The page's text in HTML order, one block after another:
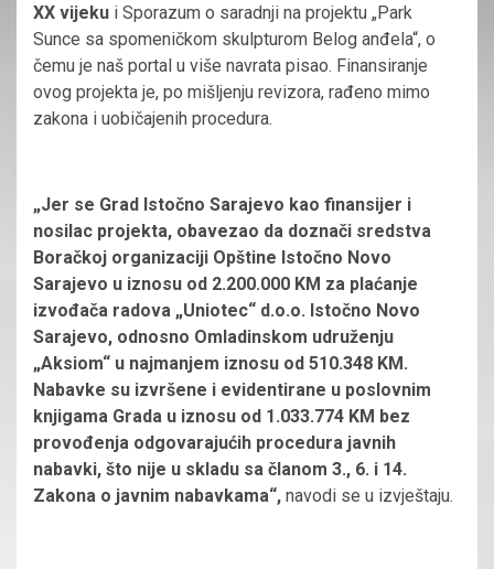
XX vijeku i Sporazum o saradnji na projektu „Park
Sunce sa spomeničkom skulpturom Belog anđela“, o
čemu je naš portal u više navrata pisao. Finansiranje
ovog projekta je, po mišljenju revizora, rađeno mimo
zakona i uobičajenih procedura.
„Jer se Grad Istočno Sarajevo kao finansijer i
nosilac projekta, obavezao da doznači sredstva
Boračkoj organizaciji Opštine Istočno Novo
Sarajevo u iznosu od 2.200.000 KM za plaćanje
izvođača radova „Uniotec“ d.o.o. Istočno Novo
Sarajevo, odnosno Omladinskom udruženju
„Aksiom“ u najmanjem iznosu od 510.348 KM.
Nabavke su izvršene i evidentirane u poslovnim
knjigama Grada u iznosu od 1.033.774 KM bez
provođenja odgovarajućih procedura javnih
nabavki, što nije u skladu sa članom 3., 6. i 14.
Zakona o javnim nabavkama“, navodi se u izvještaju.